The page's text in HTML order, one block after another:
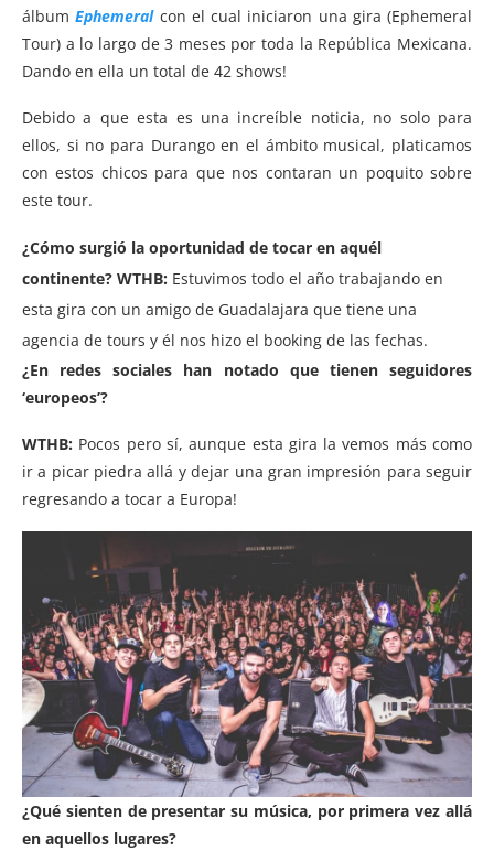
álbumEphemeralcon el cual iniciaron una gira (Ephemeral
Tour) a lo largo de 3 meses por toda la República Mexicana.
Dando en ella un total de 42 shows!
Debido a que esta es una increíble noticia, no solo para
ellos, si no para Durango en el ámbito musical, platicamos
con estos chicos para que nos contaran un poquito sobre
este tour.
¿Cómo surgió la oportunidad de tocar en aquél
continente? WTHB: Estuvimos todo el año trabajando en
esta gira con un amigo de Guadalajara que tiene una
agencia de tours y él nos hizo el booking de las fechas.
¿En redes sociales han notado que tienen seguidores
‘europeos’?
WTHB: Pocos pero sí, aunque esta gira la vemos más como
ir a picar piedra allá y dejar una gran impresión para seguir
regresando a tocar a Europa!
¿Qué sienten de presentar su música, por primera vez allá
en aquellos lugares?